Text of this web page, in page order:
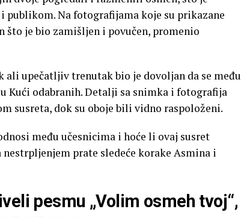
publikom. Na fotografijama koje su prikazane
je bio zamišljen i povučen, promenio
upečatljiv trenutak bio je dovoljan da se među
Kući odabranih. Detalji sa snimka i fotografija
susreta, dok su oboje bili vidno raspoloženi.
među učesnicima i hoće li ovaj susret
prate sledeće korake Asmina i
pesmu „Volim osmeh tvoj“,